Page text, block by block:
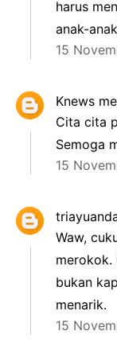
harus
anak-
15
Knews
Cita cita
Semoga
15
Waw,
merokok.
bukan
menarik.
15